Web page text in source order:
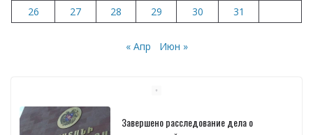
26
27 28 29 30 31
« Апр Июн »
Завершено расследование дела о